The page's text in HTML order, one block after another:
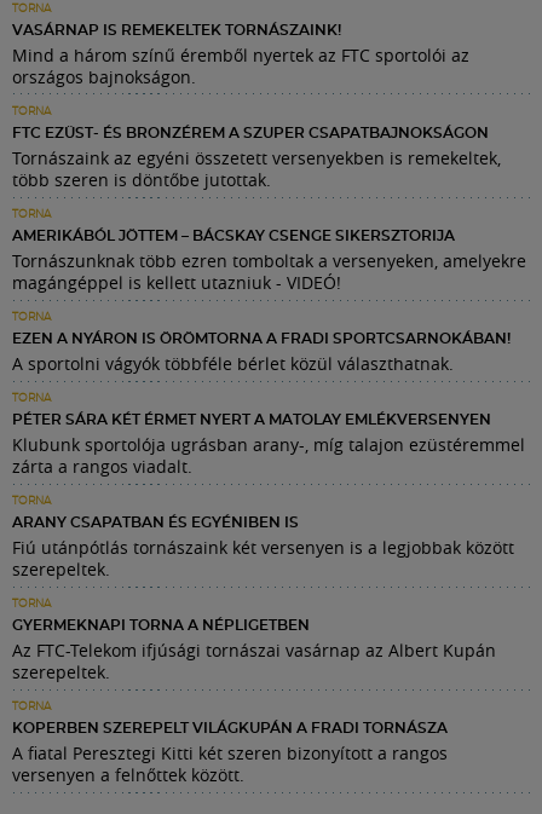
TORNA
VASÁRNAP IS REMEKELTEK TORNÁSZAINK!
Mind a három színű éremből nyertek az FTC sportolói az
országos bajnokságon.
TORNA
FTC EZÜST- ÉS BRONZÉREM A SZUPER CSAPATBAJNOKSÁGON
Tornászaink az egyéni összetett versenyekben is remekeltek,
több szeren is döntőbe jutottak.
TORNA
AMERIKÁBÓL JÖTTEM – BÁCSKAY CSENGE SIKERSZTORIJA
Tornászunknak több ezren tomboltak a versenyeken, amelyekre
magángéppel is kellett utazniuk - VIDEÓ!
TORNA
EZEN A NYÁRON IS ÖRÖMTORNA A FRADI SPORTCSARNOKÁBAN!
A sportolni vágyók többféle bérlet közül választhatnak.
TORNA
PÉTER SÁRA KÉT ÉRMET NYERT A MATOLAY EMLÉKVERSENYEN
Klubunk sportolója ugrásban arany-, míg talajon ezüstéremmel
zárta a rangos viadalt.
TORNA
ARANY CSAPATBAN ÉS EGYÉNIBEN IS
Fiú utánpótlás tornászaink két versenyen is a legjobbak között
szerepeltek.
TORNA
GYERMEKNAPI TORNA A NÉPLIGETBEN
Az FTC-Telekom ifjúsági tornászai vasárnap az Albert Kupán
szerepeltek.
TORNA
KOPERBEN SZEREPELT VILÁGKUPÁN A FRADI TORNÁSZA
A fiatal Peresztegi Kitti két szeren bizonyított a rangos
versenyen a felnőttek között.